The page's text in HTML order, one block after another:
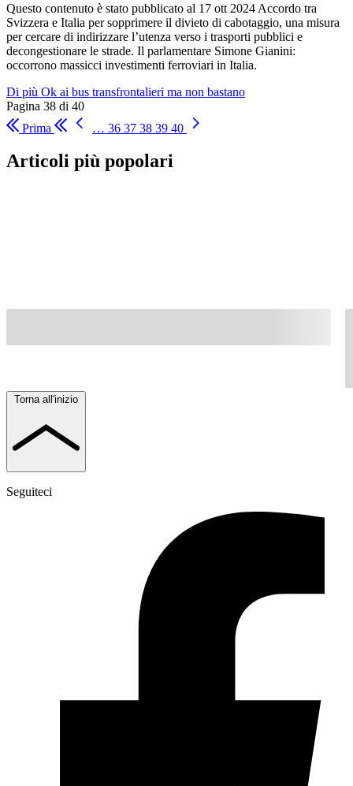
Questo contenuto è stato pubblicato al 17 ott 2024 Accordo tra
Svizzera e Italia per sopprimere il divieto di cabotaggio, una misura
per cercare di indirizzare l’utenza verso i trasporti pubblici e
decongestionare le strade. Il parlamentare Simone Gianini:
occorrono massicci investimenti ferroviari in Italia.
Di più Ok ai bus transfrontalieri ma non bastano
Pagina 38 di 40
Prima
… 36 37 38 39 40
Articoli più popolari
Torna all'inizio
Seguiteci